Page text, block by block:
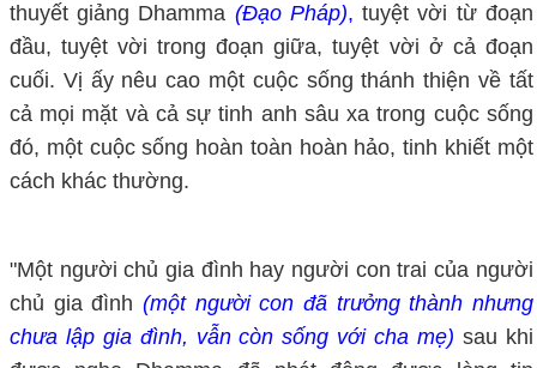
thuyết giảng Dhamma (Đạo Pháp), tuyệt vời từ đoạn
đầu, tuyệt vời trong đoạn giữa, tuyệt vời ở cả đoạn
cuối. Vị ấy nêu cao một cuộc sống thánh thiện về tất
cả mọi mặt và cả sự tinh anh sâu xa trong cuộc sống
đó, một cuộc sống hoàn toàn hoàn hảo, tinh khiết một
cách khác thường.
"Một người chủ gia đình hay người con trai của người
chủ gia đình (một người con đã trưởng thành nhưng
chưa lập gia đình, vẫn còn sống với cha mẹ) sau khi